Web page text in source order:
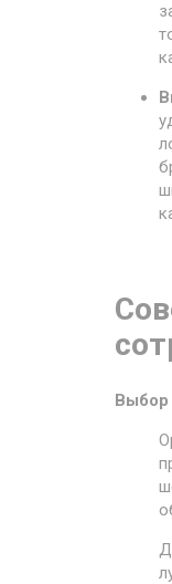
Выбор